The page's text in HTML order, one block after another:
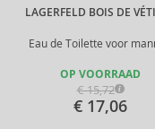
LAGERFELD BOIS DE
Eau de Toilette voor
OP VOORRAAD
€ 15,72
€ 17,06